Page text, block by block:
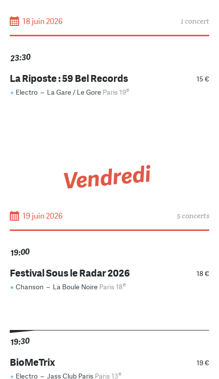
18 juin 2026 1 concert
23:30
15 €
La Riposte : 59 Bel Records
Electro – La Gare / Le Gore Paris 19e
Vendredi
19 juin 2026 5 concerts
19:00
18 €
Festival Sous le Radar 2026
Chanson – La Boule Noire Paris 18e
19:30
19 €
BioMeTrix
Electro – Jass Club Paris Paris 13e